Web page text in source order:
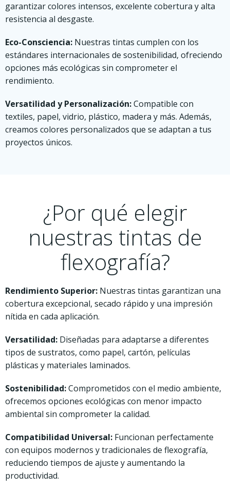
garantizar colores intensos, excelente cobertura y alta
resistencia al desgaste.
Eco-Consciencia: Nuestras tintas cumplen con los
estándares internacionales de sostenibilidad, ofreciendo
opciones más ecológicas sin comprometer el
rendimiento.
Versatilidad y Personalización:Compatible con
textiles, papel, vidrio, plástico, madera y más. Además,
creamos colores personalizados que se adaptan a tus
proyectos únicos.
¿Por qué elegir
nuestras tintas de
flexografía?
Rendimiento Superior: Nuestras tintas garantizan una
cobertura excepcional, secado rápido y una impresión
nítida en cada aplicación.
Versatilidad: Diseñadas para adaptarse a diferentes
tipos de sustratos, como papel, cartón, películas
plásticas y materiales laminados.
Sostenibilidad:Comprometidos con el medio ambiente,
ofrecemos opciones ecológicas con menor impacto
ambiental sin comprometer la calidad.
Compatibilidad Universal: Funcionan perfectamente
con equipos modernos y tradicionales de flexografía,
reduciendo tiempos de ajuste y aumentando la
productividad.